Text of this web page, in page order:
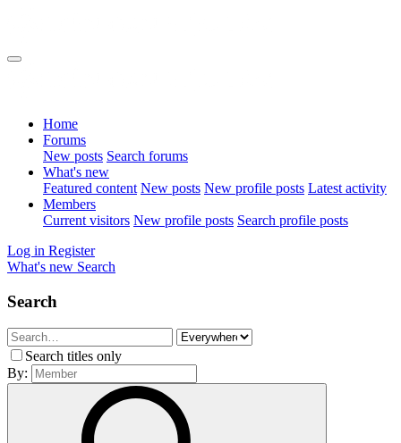
Home
Forums
New posts Search forums
What's new
Featured content New posts New profile posts Latest activity
Members
Current visitors New profile posts Search profile posts
Log in Register
What's new Search
Search
Search titles only
By: